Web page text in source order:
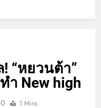
“หยวนต้า”
ำ New high
0 1 Mins